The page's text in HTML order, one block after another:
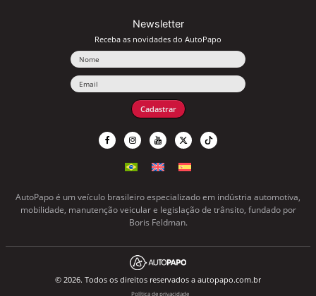
Newsletter
Receba as novidades do AutoPapo
Cadastrar
AutoPapo é um veículo brasileiro especializado em indústria automotiva,
mobilidade, manutenção veicular e legislação de trânsito, fundado por
Boris Feldman.
© 2026. Todos os direitos reservados a autopapo.com.br
Política de privacidade